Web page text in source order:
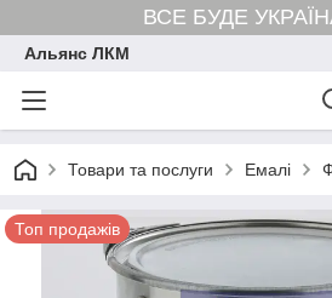
ВСЕ БУДЕ
Альянс ЛКМ
Товари та послуги Емалі
Топ продажів